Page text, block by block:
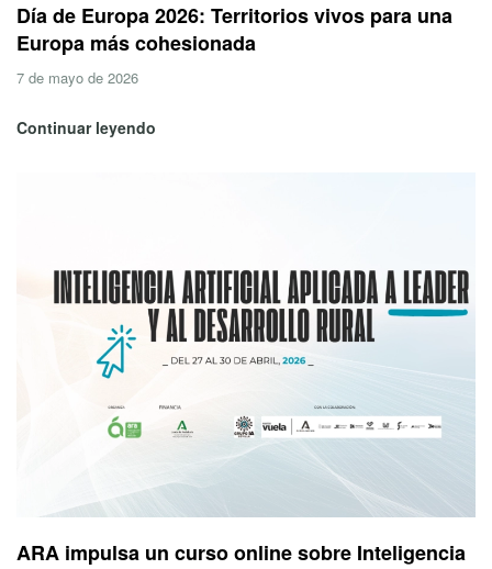
Día de Europa 2026: Territorios vivos para una
Europa más cohesionada
7 de mayo de 2026
Continuar leyendo
ARA impulsa un curso online sobre Inteligencia